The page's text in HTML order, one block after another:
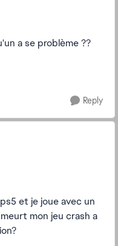
a se problème ??
Reply
et je joue avec un
mon jeu crash a